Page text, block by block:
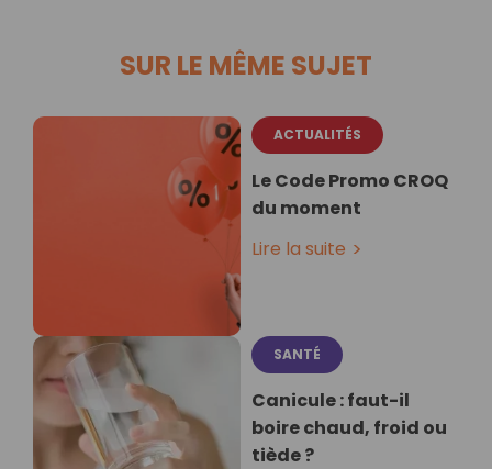
SUR LE MÊME SUJET
ACTUALITÉS
Le Code Promo CROQ
du moment
Lire la suite
SANTÉ
Canicule : faut-il
boire chaud, froid ou
tiède ?